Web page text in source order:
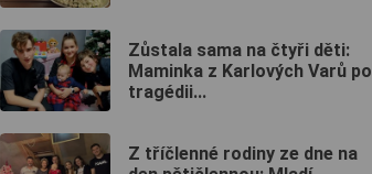
Zůstala sama na čtyři děti:
Maminka z Karlových Varů po
tragédii...
Z tříčlenné rodiny ze dne na